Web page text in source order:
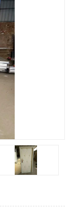
门
监狱设备